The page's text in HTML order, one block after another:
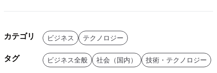
カテゴリ ビジネス テクノロジー
タグ ビジネス全般 社会（国内） 技術・テクノロジー